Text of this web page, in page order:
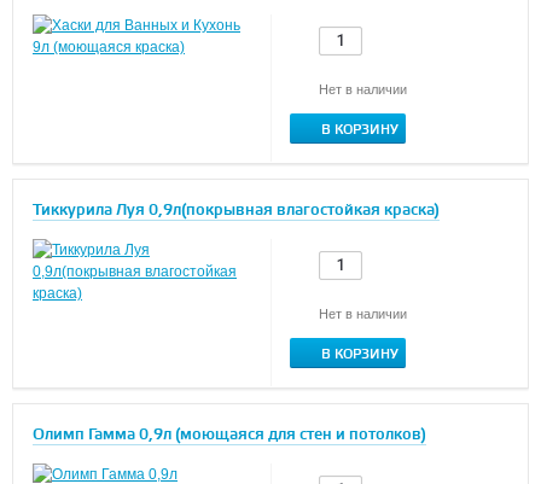
Нет в наличии
В КОРЗИНУ
Тиккурила Луя 0,9л(покрывная влагостойкая краска)
Нет в наличии
В КОРЗИНУ
Олимп Гамма 0,9л (моющаяся для стен и потолков)